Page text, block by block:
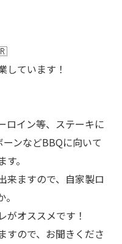
しています！
ロイン等、ステーキに
ンなどBBQに向いて
。
来ますので、自家製ロ
がオススメです！
すので、お聞きくださ